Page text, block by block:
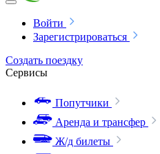
Войти
Зарегистрироваться
Создать поездку
Сервисы
Попутчики
Аренда и трансфер
Ж/д билеты